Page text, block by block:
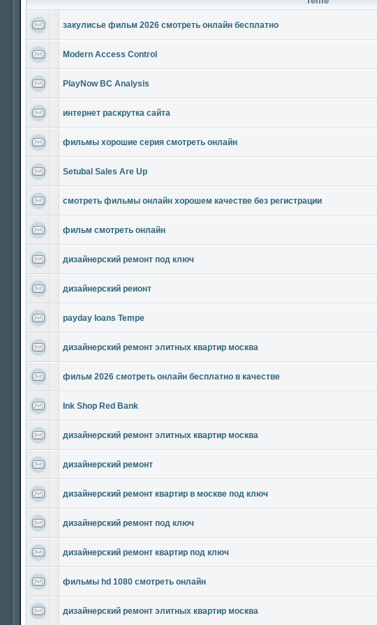
закулисье фильм 2026 смотреть онлайн бесплатно
Modern Access Control
PlayNow BC Analysis
интернет раскрутка сайта
фильмы хорошие серия смотреть онлайн
Setubal Sales Are Up
смотреть фильмы онлайн хорошем качестве без регистрации
фильм смотреть онлайн
дизайнерский ремонт под ключ
дизайнерский реионт
payday loans Tempe
дизайнерский ремонт элитных квартир москва
фильм 2026 смотреть онлайн бесплатно в качестве
Ink Shop Red Bank
дизайнерский ремонт элитных квартир москва
дизайнерский ремонт
дизайнерский ремонт квартир в москве под ключ
дизайнерский ремонт под ключ
дизайнерский ремонт квартир под ключ
фильмы hd 1080 смотреть онлайн
дизайнерский ремонт элитных квартир москва